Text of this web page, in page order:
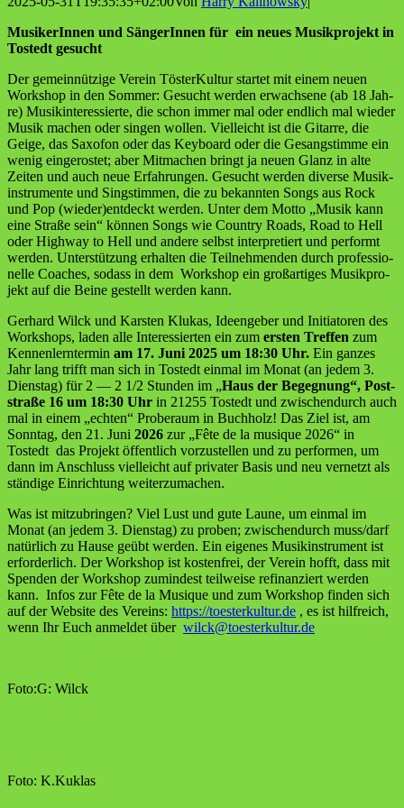
Musi­ke­rIn­nen und Sän­ge­rIn­nen für ein neu­es Musik­pro­jekt in
Tostedt gesucht
Der gemein­nüt­zi­ge Ver­ein Tös­ter­Kul­tur star­tet mit einem neu­en
Work­shop in den Som­mer: Gesucht wer­den erwach­se­ne (ab 18 Jah­
re) Musik­in­ter­es­sier­te, die schon immer mal oder end­lich mal wie­der
Musik machen oder sin­gen wol­len. Viel­leicht ist die Gitar­re, die
Gei­ge, das Saxo­fon oder das Key­board oder die Gesang­stim­me ein
wenig ein­ge­ros­tet; aber Mit­ma­chen bringt ja neu­en Glanz in alte
Zei­ten und auch neue Erfah­run­gen. Gesucht wer­den diver­se Musik­
in­stru­men­te und Sing­stim­men, die zu bekann­ten Songs aus Rock
und Pop (wieder)entdeckt wer­den. Unter dem Mot­to „Musik kann
eine Stra­ße sein“ kön­nen Songs wie Coun­try Roads, Road to Hell
oder High­way to Hell und ande­re selbst inter­pre­tiert und per­formt
wer­den. Unter­stüt­zung erhal­ten die Teil­neh­men­den durch pro­fes­sio­
nel­le Coa­ches, sodass in dem Work­shop ein groß­ar­ti­ges Musik­pro­
jekt auf die Bei­ne gestellt wer­den kann.
Ger­hard Wilck und Kars­ten Klu­kas, Ideen­ge­ber und Initia­to­ren des
Work­shops, laden alle Inter­es­sier­ten ein zum ers­ten Tref­fen zum
Ken­nen­lern­ter­min am 17. Juni 2025 um 18:30 Uhr. Ein gan­zes
Jahr lang trifft man sich in Tostedt ein­mal im Monat (an jedem 3.
Diens­tag) für 2 — 2 1/2 Stun­den im „Haus der Begeg­nung“, Post­
stra­ße 16 um 18:30 Uhr in 21255 Tostedt und zwi­schen­durch auch
mal in einem „ech­ten“ Pro­be­raum in Buch­holz! Das Ziel ist, am
Sonn­tag, den 21. Juni 2026 zur „Fête de la musi­que 2026“ in
Tostedt das Pro­jekt öffent­lich vor­zu­stel­len und zu per­for­men, um
dann im Anschluss viel­leicht auf pri­va­ter Basis und neu ver­netzt als
stän­di­ge Ein­rich­tung weiterzumachen.
Was ist mit­zu­brin­gen? Viel Lust und gute Lau­ne, um ein­mal im
Monat (an jedem 3. Diens­tag) zu pro­ben; zwi­schen­durch muss/darf
natür­lich zu Hau­se geübt wer­den. Ein eige­nes Musik­in­stru­ment ist
erfor­der­lich. Der Work­shop ist kos­ten­frei, der Ver­ein hofft, dass mit
Spen­den der Work­shop zumin­dest teil­wei­se refi­nan­ziert wer­den
kann. Infos zur Fête de la Musi­que und zum Work­shop fin­den sich
auf der Web­site des Ver­eins: https://toesterkultur.de , es ist hilf­reich,
wenn Ihr Euch anmel­det über wilck@toesterkultur.de
Foto:G: Wilck
Foto: K.Kuklas